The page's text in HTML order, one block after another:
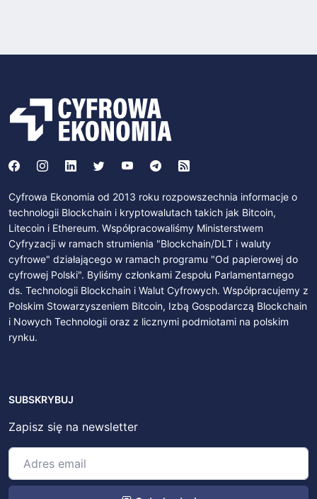
Cyfrowa Ekonomia od 2013 roku rozpowszechnia informacje o
technologii Blockchain i kryptowalutach takich jak Bitcoin,
Litecoin i Ethereum. Współpracowaliśmy Ministerstwem
Cyfryzacji w ramach strumienia "Blockchain/DLT i waluty
cyfrowe" działającego w ramach programu "Od papierowej do
cyfrowej Polski". Byliśmy członkami Zespołu Parlamentarnego
ds. Technologii Blockchain i Walut Cyfrowych. Współpracujemy z
Polskim Stowarzyszeniem Bitcoin, Izbą Gospodarczą Blockchain
i Nowych Technologii oraz z licznymi podmiotami na polskim
rynku.
SUBSKRYBUJ
Zapisz się na newsletter